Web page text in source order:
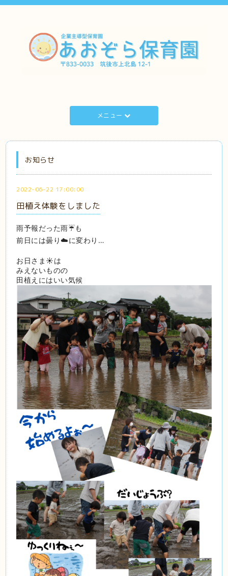
メニュー
お知らせ
2022-06-22 17:00:00
田植え体験をしました
雨予報だった雨☔️も
前日には曇り☁️に変わり…
お日さま☀️は
みえないものの
田植えにはいい気候